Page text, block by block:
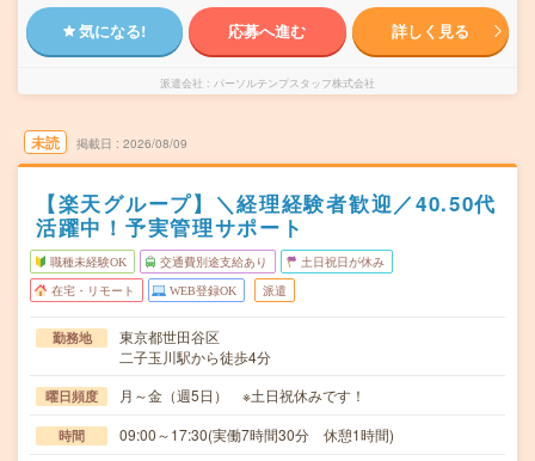
気になる! 応募へ進む 詳しく見る
派遣会社 パーソルテンプスタッフ株式会社
未読 掲載日 2026/08/09
【楽天グループ】＼経理経験者歓迎／40.50代
活躍中！予実管理サポート
職種未経験OK 交通費別途支給あり 土日祝日が休み
在宅・リモート WEB登録OK 派遣
勤務地
東京都世田谷区
二子玉川駅から徒歩4分
曜日頻度 月～金（週5日） ※土日祝休みです！
時間 09:00～17:30(実働7時間30分 休憩1時間)